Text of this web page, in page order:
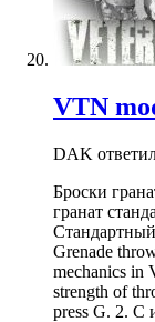
VTN
DAK
Броски
гранат
Grenade
mechanics in
strength of
press G. 2. С